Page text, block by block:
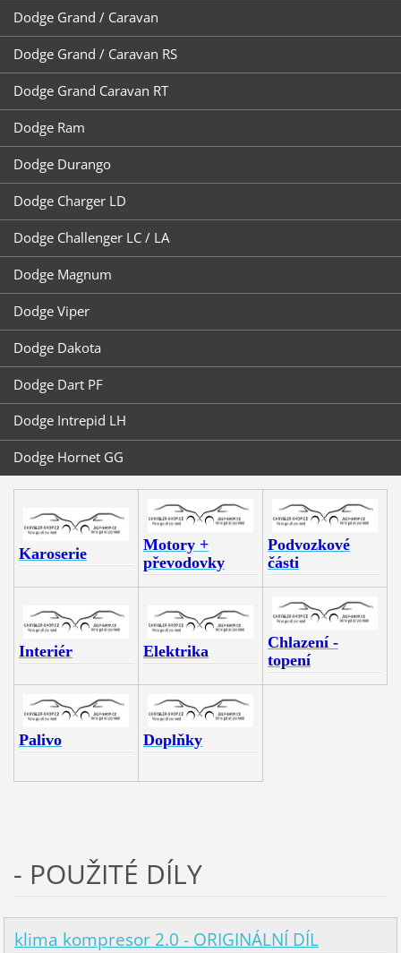
Dodge Grand / Caravan
Dodge Grand / Caravan RS
Dodge Grand Caravan RT
Dodge Ram
Dodge Durango
Dodge Charger LD
Dodge Challenger LC / LA
Dodge Magnum
Dodge Viper
Dodge Dakota
Dodge Dart PF
Dodge Intrepid LH
Dodge Hornet GG
Karoserie
Motory +
převodovky
Podvozkové
části
Interiér Elektrika
Chlazení -
topení
Palivo Doplňky
- POUŽITÉ DÍLY
klima kompresor 2.0 - ORIGINÁLNÍ DÍL